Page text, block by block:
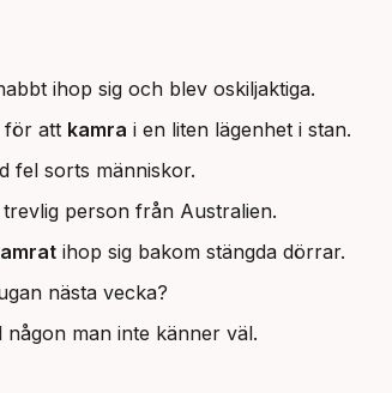
ihop sig och blev oskiljaktiga.
för att kamra i en liten lägenhet i stan.
fel sorts människor.
trevlig person från Australien.
ihop sig bakom stängda dörrar.
nästa vecka?
någon man inte känner väl.